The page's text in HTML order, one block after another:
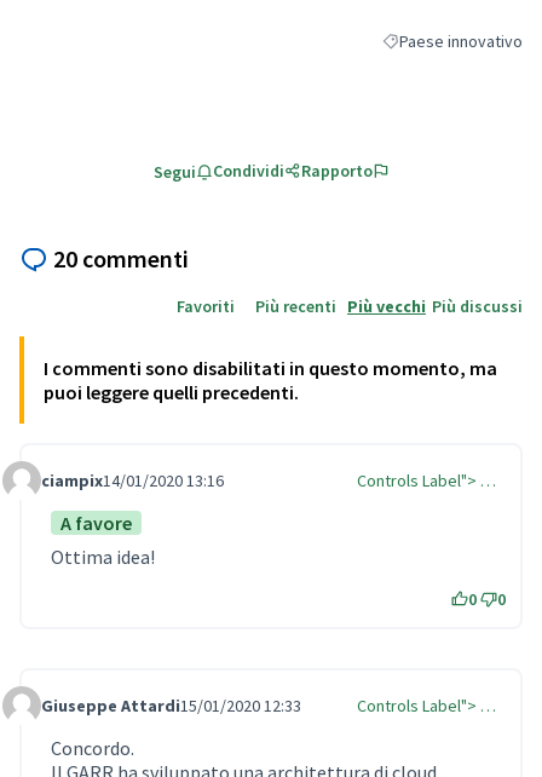
Filtra i risultati per
Paese innovativo
Segui Condividi Rapporto
20 commenti
Favoriti Più recenti Più vecchi Più discussi
I commenti sono disabilitati in questo momento, ma
puoi leggere quelli precedenti.
Comment Label
ciampix14/01/2020 13:16 Controls Label"> …
A favore
Ottima idea!
0 0
Comment Label
Giuseppe Attardi15/01/2020 12:33 Controls Label"> …
Concordo.